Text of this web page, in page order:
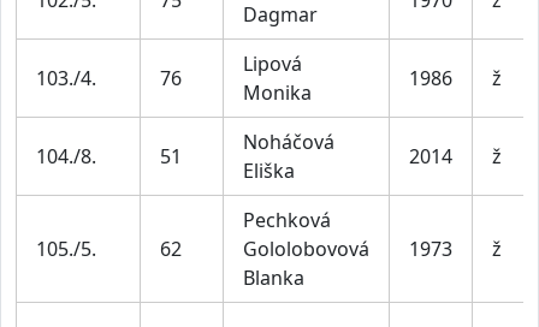
Dagmar
103./4. 76
Lipová
Monika
1986 ž
104./8. 51
Noháčová
Eliška
2014 ž
105./5. 62
Pechková
Gololobovová
Blanka
1973 ž